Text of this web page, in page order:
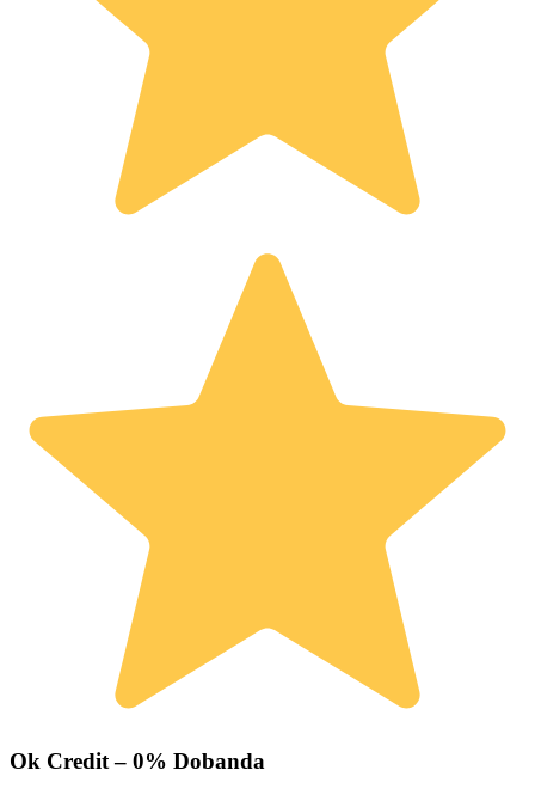
Ok Credit – 0% Dobanda